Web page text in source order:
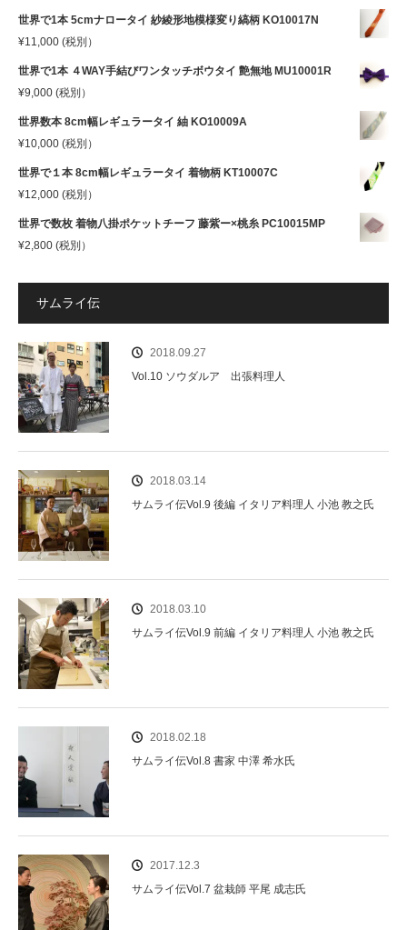
世界で1本 5cmナロータイ 紗綾形地模様変り縞柄 KO10017N
¥11,000 (税別）
世界で1本 ４WAY手結びワンタッチボウタイ 艶無地 MU10001R
¥9,000 (税別）
世界数本 8cm幅レギュラータイ 紬 KO10009A
¥10,000 (税別）
世界で１本 8cm幅レギュラータイ 着物柄 KT10007C
¥12,000 (税別）
世界で数枚 着物八掛ポケットチーフ 藤紫ー×桃糸 PC10015MP
¥2,800 (税別）
サムライ伝
2018.09.27
Vol.10 ソウダルア 出張料理人
2018.03.14
サムライ伝Vol.9 後編 イタリア料理人 小池 教之氏
2018.03.10
サムライ伝Vol.9 前編 イタリア料理人 小池 教之氏
2018.02.18
サムライ伝Vol.8 書家 中澤 希水氏
2017.12.3
サムライ伝Vol.7 盆栽師 平尾 成志氏